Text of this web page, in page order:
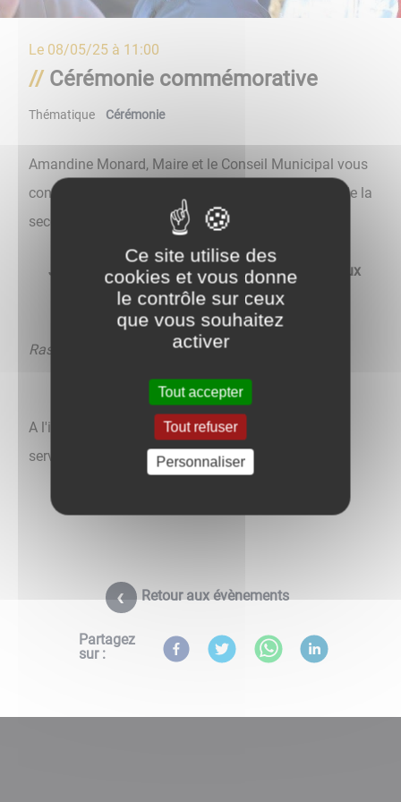
Le 08/05/25 à 11:00
Cérémonie commémorative
Thématique Cérémonie
Amandine Monard, Maire et le Conseil Municipal vous
convient à la cérémonie commémorative de la fin de la
seconde guerre Mondiale
Jeudi 8 mai 2025 à 11h, devant le Monument aux
Morts.
Rassemblement dès 10h45.
A l'issue de cette cérémonie, un vin d'honneur sera
servie à la Mairie, salle Victor Pernet
Retour aux évènements
Partagez
sur :
Ce site utilise des
cookies et vous donne
le contrôle sur ceux
que vous souhaitez
activer
Tout accepter
Tout refuser
Personnaliser